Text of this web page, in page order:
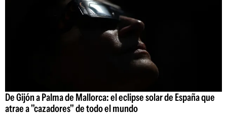
De Gijón a Palma de Mallorca: el eclipse solar de España que
atrae a "cazadores" de todo el mundo